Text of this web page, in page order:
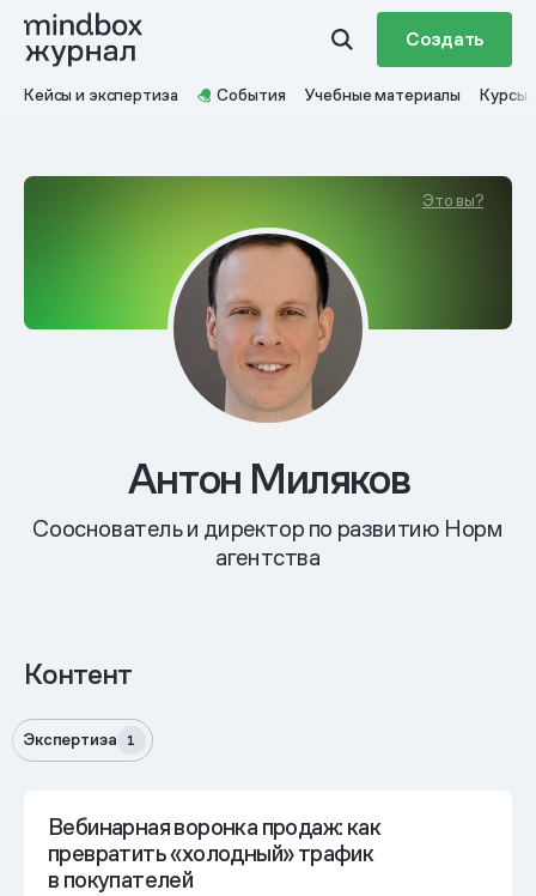
Создать
Кейсы и экспертиза События Учебные материалы Курсы
Это вы?
Антон Миляков
Сооснователь и директор по развитию Норм
агентства
Контент
Экспертиза 1
Вебинарная воронка продаж: как
превратить «холодный» трафик
в покупателей